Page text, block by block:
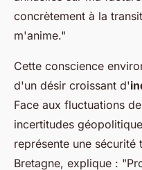
concrètement à la
m'anime."
Cette conscience
d'un désir croissant d'
Face aux fluctuations
incertitudes
représente une
Bretagne, explique :